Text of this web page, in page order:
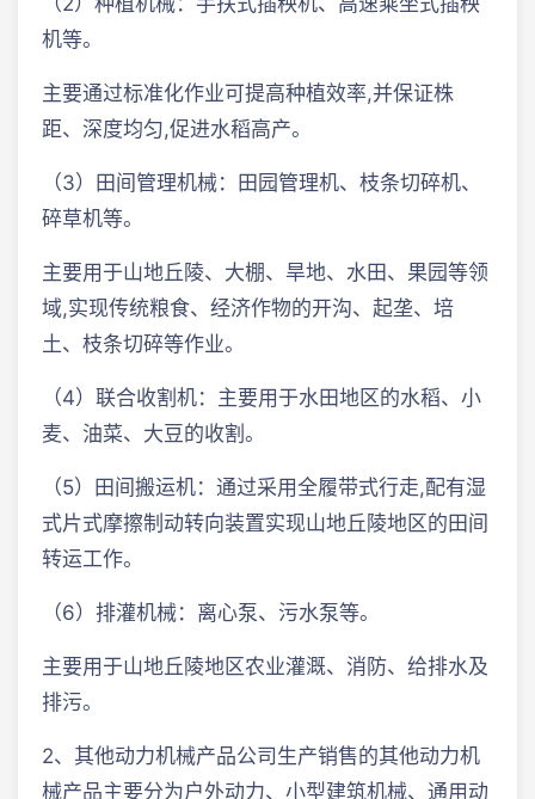
机等。
主要通过标准化作业可提高种植效率,并保证株
距、深度均匀,促进水稻高产。
（3）田间管理机械：田园管理机、枝条切碎机、
碎草机等。
主要用于山地丘陵、大棚、旱地、水田、果园等领
域,实现传统粮食、经济作物的开沟、起垄、培
土、枝条切碎等作业。
（4）联合收割机：主要用于水田地区的水稻、小
麦、油菜、大豆的收割。
（5）田间搬运机：通过采用全履带式行走,配有湿
式片式摩擦制动转向装置实现山地丘陵地区的田间
转运工作。
（6）排灌机械：离心泵、污水泵等。
主要用于山地丘陵地区农业灌溉、消防、给排水及
排污。
2、其他动力机械产品公司生产销售的其他动力机
械产品主要分为户外动力、小型建筑机械、通用动